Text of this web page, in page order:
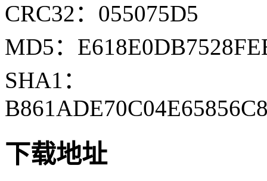
CRC32：055075D5
MD5：
SHA1：
下载地址